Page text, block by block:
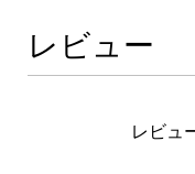
レビュー
レビュ